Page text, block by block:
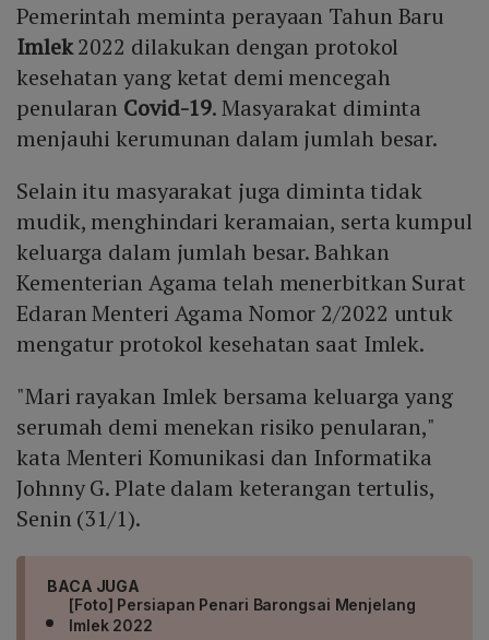
Pemerintah meminta perayaan Tahun Baru
Imlek2022 dilakukan dengan protokol
kesehatan yang ketat demi mencegah
penularan Covid-19. Masyarakat diminta
menjauhi kerumunan dalam jumlah besar.
Selain itu masyarakat juga diminta tidak
mudik, menghindari keramaian, serta kumpul
keluarga dalam jumlah besar. Bahkan
Kementerian Agama telah menerbitkan Surat
Edaran Menteri Agama Nomor 2/2022 untuk
mengatur protokol kesehatan saat Imlek.
"Mari rayakan Imlek bersama keluarga yang
serumah demi menekan risiko penularan,"
kata Menteri Komunikasi dan Informatika
Johnny G. Plate dalam keterangan tertulis,
Senin (31/1).
BACA JUGA
[Foto] Persiapan Penari Barongsai Menjelang
Imlek 2022